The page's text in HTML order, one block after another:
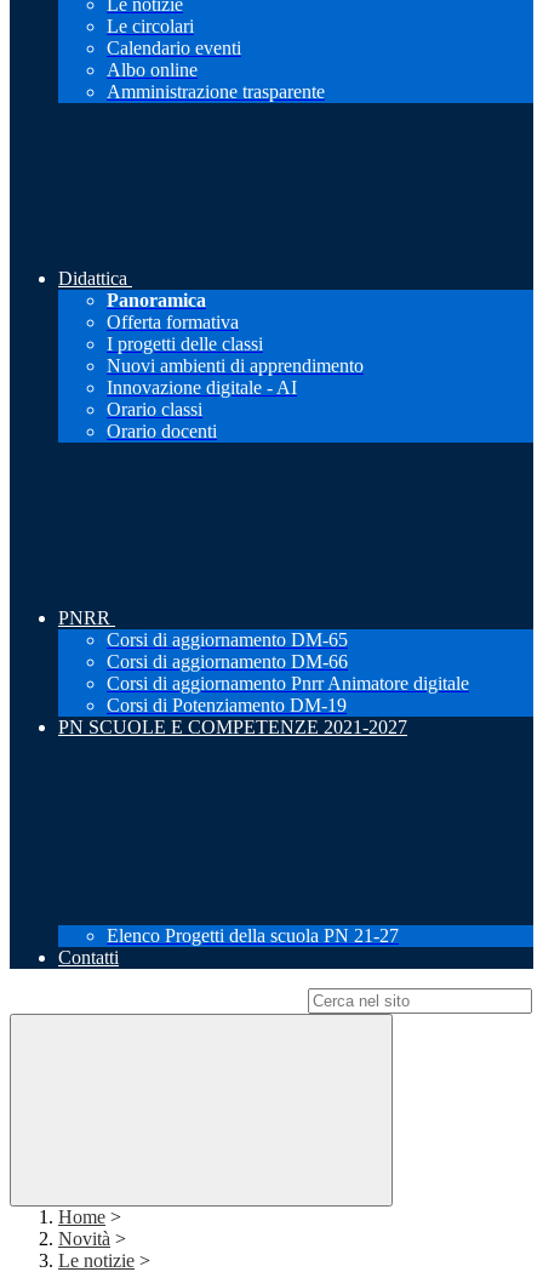
Le notizie
Le circolari
Calendario eventi
Albo online
Amministrazione trasparente
Didattica
Panoramica
Offerta formativa
I progetti delle classi
Nuovi ambienti di apprendimento
Innovazione digitale - AI
Orario classi
Orario docenti
PNRR
Corsi di aggiornamento DM-65
Corsi di aggiornamento DM-66
Corsi di aggiornamento Pnrr Animatore digitale
Corsi di Potenziamento DM-19
PN SCUOLE E COMPETENZE 2021-2027
Elenco Progetti della scuola PN 21-27
Contatti
Home >
Novità >
Le notizie >